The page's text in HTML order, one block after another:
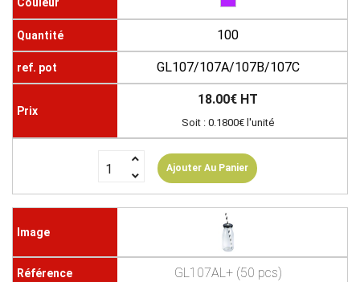
100
GL107/107A/107B/107C
18.00€ HT
Soit : 0.1800€ l'unité
Ajouter Au Panier
GL107AL+ (50 pcs)